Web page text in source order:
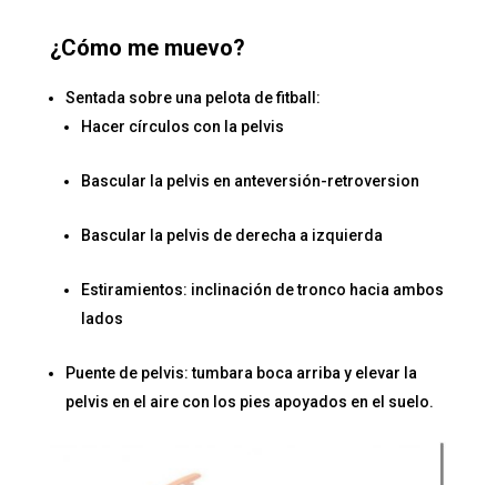
¿Cómo me muevo?
Sentada sobre una pelota de fitball:
Hacer círculos con la pelvis
Bascular la pelvis en anteversión-retroversion
Bascular la pelvis de derecha a izquierda
Estiramientos: inclinación de tronco hacia ambos
lados
Puente de pelvis: tumbara boca arriba y elevar la
pelvis en el aire con los pies apoyados en el suelo.